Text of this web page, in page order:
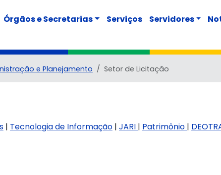
Órgãos e Secretarias Serviços Servidores
e Planejamento Setor de Licitação
| Tecnologia de Informação | JARI | Patrimônio |